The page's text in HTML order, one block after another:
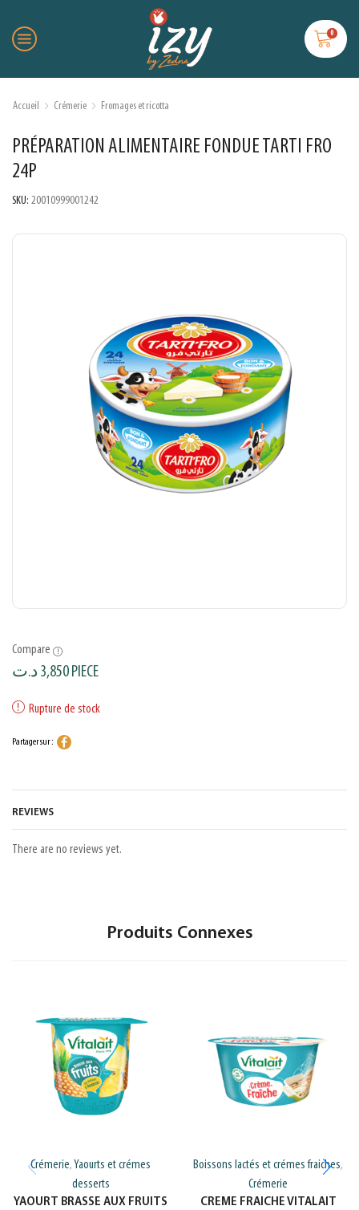
0
Accueil Crémerie Fromages et ricotta
PRÉPARATION ALIMENTAIRE FONDUE TARTI FRO
24P
SKU: 20010999001242
Compare
3,850د.ت PIECE
Rupture de stock
Partager sur :
REVIEWS
There are no reviews yet.
Produits Connexes
Crémerie, Yaourts et crémes
desserts
YAOURT BRASSE AUX FRUITS
Boissons lactés et crémes fraiches,
Crémerie
CREME FRAICHE VITALAIT